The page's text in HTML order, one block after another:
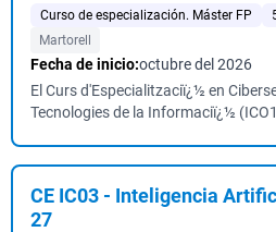
Curso de especialización. Máster FP
Martorell
Fecha de inicio:octubre del 2026
El Curs d'Especialitzaciï¿½ en
Tecnologies de la Informaciï¿½
CE IC03 - Inteligencia
27